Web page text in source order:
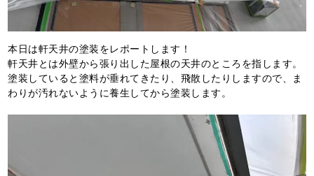
本日は軒天井の塗装をレポートします！
軒天井とは外壁から張り出した屋根の天井のところを指します。
塗装していると塗料が垂れてきたり、飛散したりしますので、ま
わりが汚れないように養生してから塗装します。